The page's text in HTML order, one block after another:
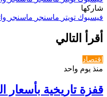
شاركها
فيسبوك تويتر ماسنجر ماسنجر
أقرأ التالي
اقتصاد
منذ يوم واحد
قفزة تاريخية